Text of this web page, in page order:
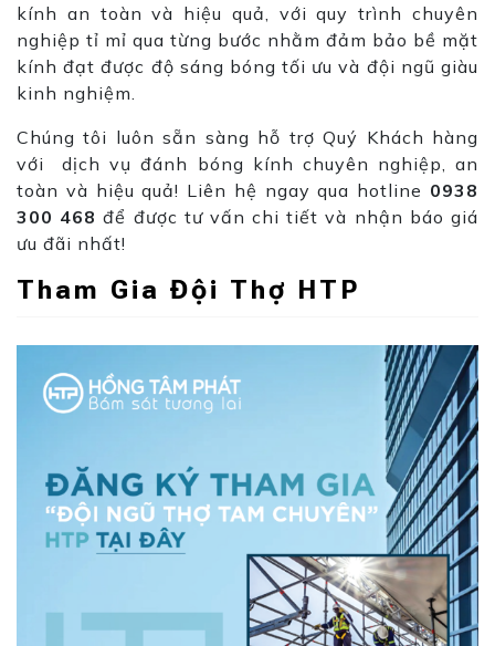
kính an toàn và hiệu quả, với quy trình chuyên
nghiệp tỉ mỉ qua từng bước nhằm đảm bảo bề mặt
kính đạt được độ sáng bóng tối ưu và đội ngũ giàu
kinh nghiệm.
Chúng tôi luôn sẵn sàng hỗ trợ Quý Khách hàng
với dịch vụ đánh bóng kính chuyên nghiệp, an
toàn và hiệu quả! Liên hệ ngay qua hotline 0938
300 468 để được tư vấn chi tiết và nhận báo giá
ưu đãi nhất!
Tham Gia Đội Thợ HTP